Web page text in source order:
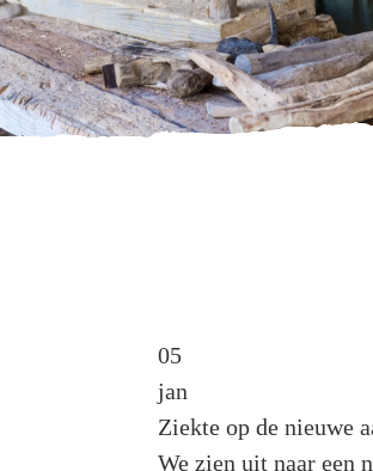
05
jan
Ziekte op de nieuwe
We zien uit naar een